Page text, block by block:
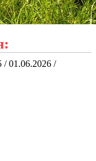
/ 01.06.2026 /